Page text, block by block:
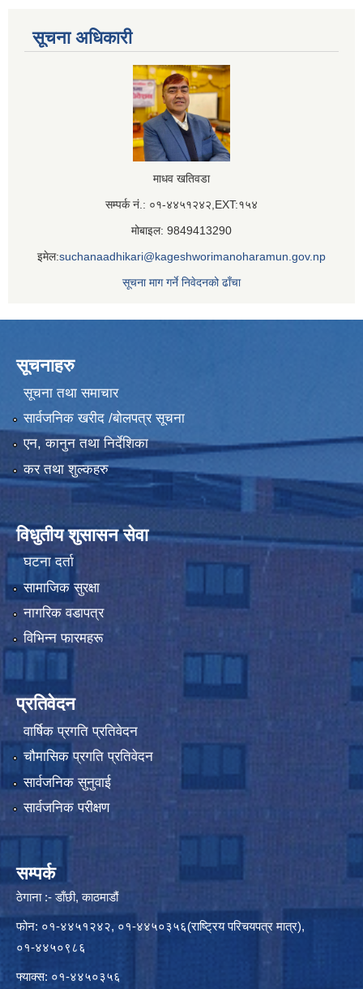
सूचना अधिकारी
माधव खतिवडा
सम्पर्क नं.: ०१-४४५१२४२,EXT:१५४
मोबाइल: 9849413290
इमेल:suchanaadhikari@kageshworimanoharamun.gov.np
सूचना माग गर्ने निवेदनको ढाँचा
सूचनाहरु
सूचना तथा समाचार
सार्वजनिक खरीद /बोलपत्र सूचना
एन, कानुन तथा निर्देशिका
कर तथा शुल्कहरु
विधुतीय शुसासन सेवा
घटना दर्ता
सामाजिक सुरक्षा
नागरिक वडापत्र
विभिन्न फारमहरू
प्रतिवेदन
वार्षिक प्रगति प्रतिवेदन
चौमासिक प्रगति प्रतिवेदन
सार्वजनिक सुनुवाई
सार्वजनिक परीक्षण
सम्पर्क
ठेगाना :- डाँछी, काठमाडौं
फोन: ०१-४४५१२४२, ०१-४४५०३५६(राष्ट्रिय परिचयपत्र मात्र),
०१-४४५०९८६
फ्याक्स: ०१-४४५०३५६